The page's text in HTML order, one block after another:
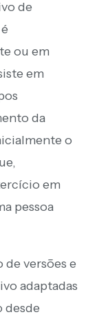
de
ou em
em
da
o
em
pessoa
versões e
adaptadas
desde